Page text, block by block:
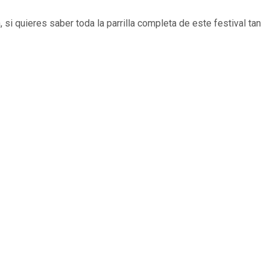
quieres saber toda la parrilla completa de este festival tan